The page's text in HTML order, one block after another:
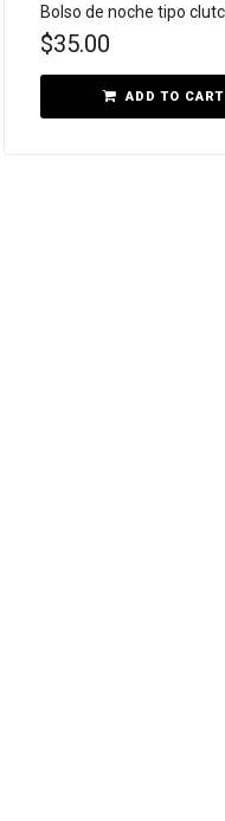
Bolso de noche tipo
$35.00
ADD TO CART